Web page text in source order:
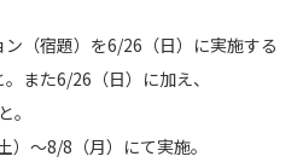
（宿題）を6/26（日）に実施する
また6/26（日）に加え、
～8/8（月）にて実施。